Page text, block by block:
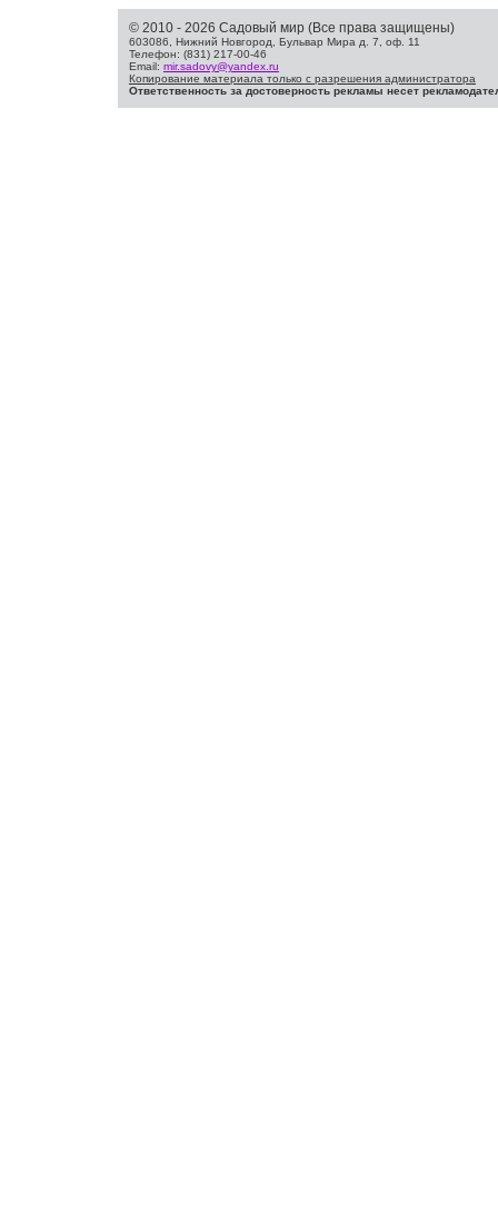
© 2010 - 2026 Садовый мир (Все права защищены)
603086, Нижний Новгород, Бульвар Мира д. 7, оф. 11
Телефон: (831) 217-00-46
Email: mir.sadovy@yandex.ru
Копирование материала только с разрешения администратора
Ответственность за достоверность рекламы несет